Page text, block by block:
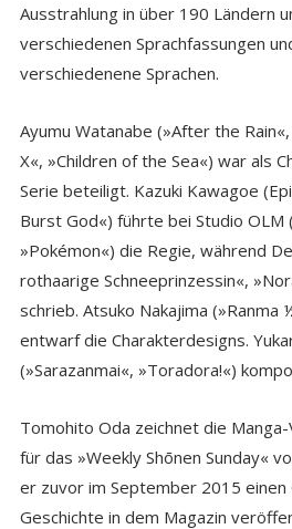
Ausstrahlung in über 190 Ländern
verschiedenen Sprachfassungen
verschiedenene Sprachen.
Ayumu Watanabe (»After the
X«, »Children of the Sea«) war als
Serie beteiligt. Kazuki Kawagoe
Burst God«) führte bei Studio OLM
»Pokémon«) die Regie, während
rothaarige Schneeprinzessin«,
schrieb. Atsuko Nakajima (»Ranma
entwarf die Charakterdesigns.
(»Sarazanmai«, »Toradora!«)
Tomohito Oda zeichnet die
für das »Weekly Shōnen Sunday«
er zuvor im September 2015 einen
Geschichte in dem Magazin